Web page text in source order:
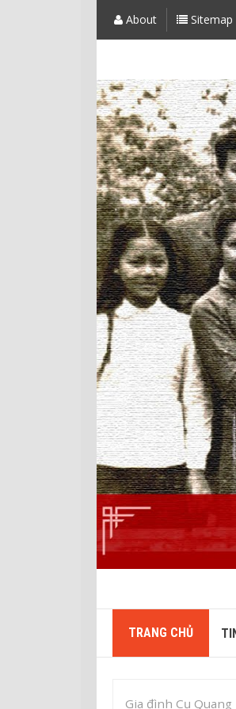
About Sitemap
TRANG CHỦ
Gia đình Cụ Quang